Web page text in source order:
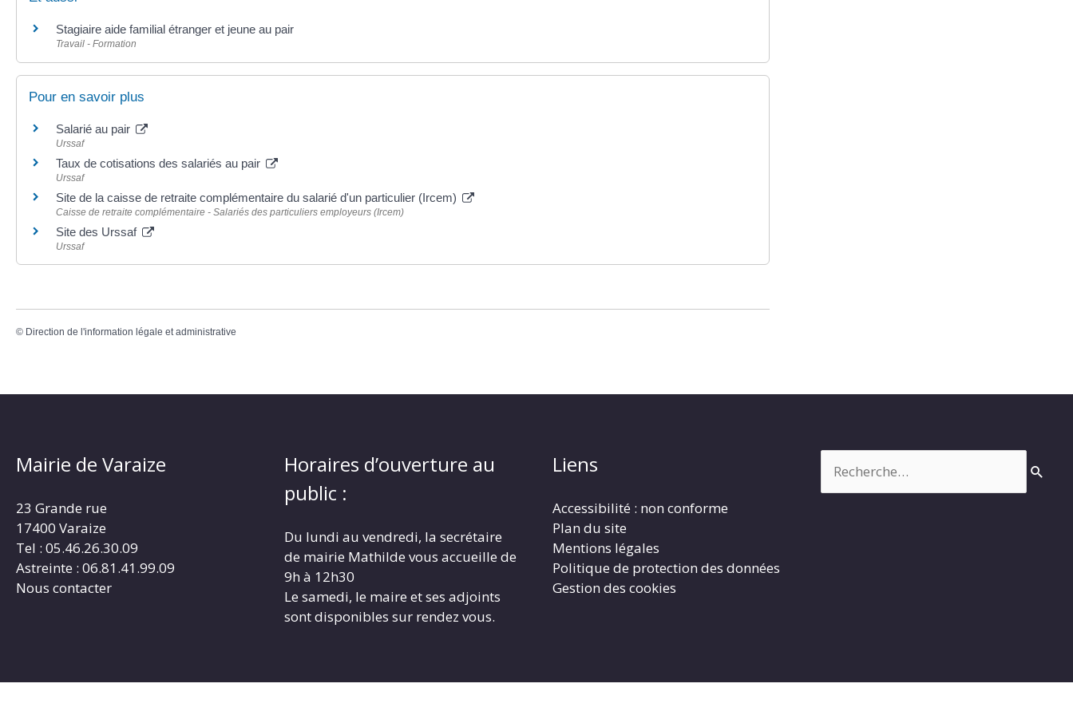
Stagiaire aide familial étranger et jeune au pair
Travail - Formation
Pour en savoir plus
Salarié au pair
Urssaf
Taux de cotisations des salariés au pair
Urssaf
Site de la caisse de retraite complémentaire du salarié d'un particulier (Ircem)
Caisse de retraite complémentaire - Salariés des particuliers employeurs (Ircem)
Site des Urssaf
Urssaf
© Direction de l'information légale et administrative
Mairie de Varaize
23 Grande rue
17400 Varaize
Tel : 05.46.26.30.09
Astreinte : 06.81.41.99.09
Nous contacter
Horaires d’ouverture au
public :
Du lundi au vendredi, la secrétaire
de mairie Mathilde vous accueille de
9h à 12h30
Le samedi, le maire et ses adjoints
sont disponibles sur rendez vous.
Liens
Accessibilité : non conforme
Plan du site
Mentions légales
Politique de protection des données
Gestion des cookies